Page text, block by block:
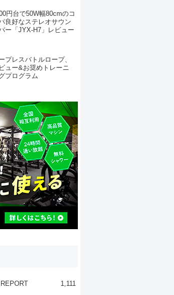
円台で50W幅80cmのコ
良好なステレオサウン
ー「JYX-H7」レビュー
プレスバトルロープ、
ュー&お奨めトレーニ
プログラム
1,111